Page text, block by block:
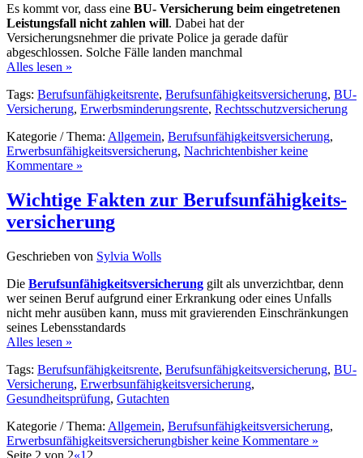
Es kommt vor, dass eine BU- Versicherung beim eingetretenen
Leistungsfall nicht zahlen will. Dabei hat der
Versicherungsnehmer die private Police ja gerade dafür
abgeschlossen. Solche Fälle landen manchmal
Alles lesen »
Tags: Berufsunfähigkeitsrente, Berufsunfähigkeitsversicherung, BU-
Versicherung, Erwerbsminderungsrente, Rechtsschutzversicherung
Kategorie / Thema: Allgemein, Berufsunfähigkeitsversicherung,
Erwerbsunfähigkeitsversicherung, Nachrichtenbisher keine
Kommentare »
Wichtige Fak­ten zur Berufs­un­fä­hig­keits­
ver­si­che­rung
Geschrieben von Sylvia Wolls
Die Berufsunfähigkeitsversicherung gilt als unverzichtbar, denn
wer seinen Beruf aufgrund einer Erkrankung oder eines Unfalls
nicht mehr ausüben kann, muss mit gravierenden Einschränkungen
seines Lebensstandards
Alles lesen »
Tags: Berufsunfähigkeitsrente, Berufsunfähigkeitsversicherung, BU-
Versicherung, Erwerbsunfähigkeitsversicherung,
Gesundheitsprüfung, Gutachten
Kategorie / Thema: Allgemein, Berufsunfähigkeitsversicherung,
Erwerbsunfähigkeitsversicherungbisher keine Kommentare »
Seite 2 von 2«1 2